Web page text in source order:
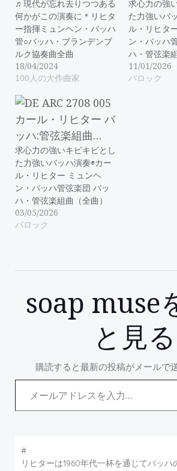
♬現代が忘れ去りつつある
何かがこの演奏に＊リヒタ
ー指揮ミュンヘン・バッハ
管○バッハ・ブランデンブ
ルク協奏曲全曲
18/04/2024
100人の大作曲家
求心力の強
た力強いバ
ル・リヒタ
ン・バッハ
ハ・管弦楽
11/01/2026
バロック
求心力の強いキビキビとし
た力強いバッハ演奏◉カー
ル・リヒター ミュンヘ
ン・バッハ管弦楽団 バッ
ハ・管弦楽組曲（全曲）
03/05/2026
バロック
soap muse
と見る
購読すると最新の投稿がメールで
メールアドレスを入力...
#
リヒターは1960年代一杯を通じてバッハ